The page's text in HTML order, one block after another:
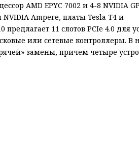
AMD EPYC 7002 и 4-8 NVIDIA
Ampere, платы Tesla T4 и
11 слотов PCIe 4.0 для
или сетевые контроллеры. В
замены, причем четыре